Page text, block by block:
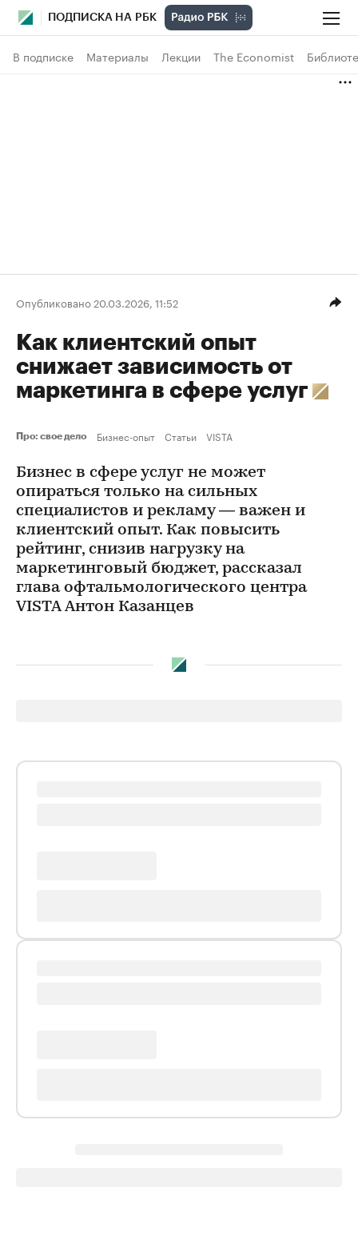
ПОДПИСКА НА РБК
В подписке Материалы Лекции The Economist
Опубликовано 20.03.2026, 11:52
Как клиентский опыт
снижает зависимость от
маркетинга в сфере услуг
Про: свое дело Бизнес-опыт Статьи VISTA
Бизнес в сфере услуг не может
опираться только на сильных
специалистов и рекламу — важен и
клиентский опыт. Как повысить
рейтинг, снизив нагрузку на
маркетинговый бюджет, рассказал
глава офтальмологического центра
VISTA Антон Казанцев